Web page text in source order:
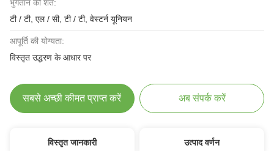
भुगतान की शर्तें:
टी / टी, एल / सी, टी / टी, वेस्टर्न यूनियन
आपूर्ति की योग्यता:
विस्तृत उद्धरण के आधार पर
सबसे अच्छी कीमत प्राप्त करें अब संपर्क करें
विस्तृत जानकारी उत्पाद वर्णन